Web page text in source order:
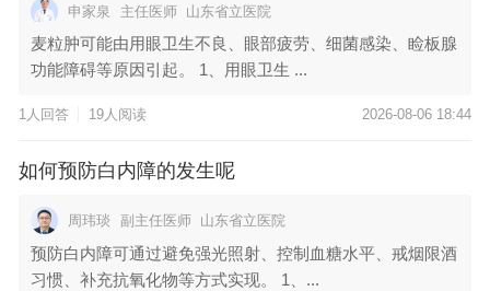
申家泉 主任医师 山东省立医院
麦粒肿可能由用眼卫生不良、眼部疲劳、细菌感染、睑板腺
功能障碍等原因引起。 1、用眼卫生 ...
1人回答 19人阅读 2026-08-06 18:44
如何预防白内障的发生呢
周玮琰 副主任医师 山东省立医院
预防白内障可通过避免强光照射、控制血糖水平、戒烟限酒
习惯、补充抗氧化物等方式实现。 1、...